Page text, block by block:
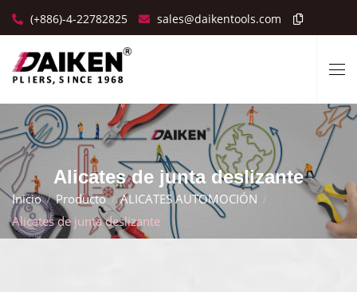
(+886)-4-22782825 sales@daikentools.com
Alicates de junta deslizante
Inicio Producto
ALICATES AUTOMOCIÓN
Alicates de junta deslizante